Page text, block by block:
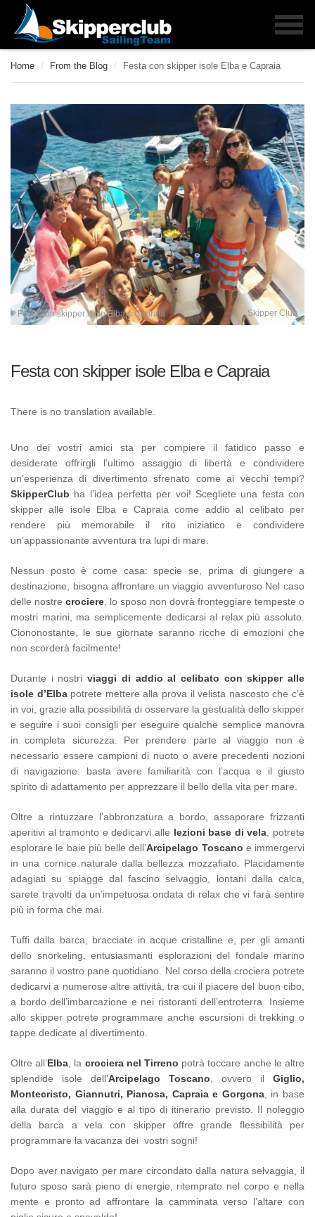
Home / From the Blog / Festa con skipper isole Elba e Capraia
Festa con skipper isole Elba e Capraia Skipper Club
Festa con skipper isole Elba e Capraia
There is no translation available.
Uno dei vostri amici sta per compiere il fatidico passo e
desiderate offrirgli l’ultimo assaggio di libertà e condividere
un’esperienza di divertimento sfrenato come ai vecchi tempi?
SkipperClub ha l’idea perfetta per voi! Scegliete una festa con
skipper alle isole Elba e Capraia come addio al celibato per
rendere più memorabile il rito iniziatico e condividere
un’appassionante avventura tra lupi di mare.
Nessun posto è come casa: specie se, prima di giungere a
destinazione, bisogna affrontare un viaggio avventuroso Nel caso
delle nostre crociere , lo sposo non dovrà fronteggiare tempeste o
mostri marini, ma semplicemente dedicarsi al relax più assoluto.
Ciononostante, le sue giornate saranno ricche di emozioni che
non scorderà facilmente!
Durante i nostriviaggi di addio al celibato con skipper alle
isole d’Elbapotrete mettere alla prova il velista nascosto che c’è
in voi, grazie alla possibilità di osservare la gestualità dello skipper
e seguire i suoi consigli per eseguire qualche semplice manovra
in completa sicurezza. Per prendere parte al viaggio non è
necessario essere campioni di nuoto o avere precedenti nozioni
di navigazione: basta avere familiarità con l’acqua e il giusto
spirito di adattamento per apprezzare il bello della vita per mare.
Oltre a rintuzzare l’abbronzatura a bordo, assaporare frizzanti
aperitivi al tramonto e dedicarvi alle lezioni base di vela , potrete
esplorare le baie più belle dell’Arcipelago Toscano e immergervi
in una cornice naturale dalla bellezza mozzafiato. Placidamente
adagiati su spiagge dal fascino selvaggio, lontani dalla calca,
sarete travolti da un’impetuosa ondata di relax che vi farà sentire
più in forma che mai.
Tuffi dalla barca, bracciate in acque cristalline e, per gli amanti
dello snorkeling, entusiasmanti esplorazioni del fondale marino
saranno il vostro pane quotidiano. Nel corso della crociera potrete
dedicarvi a numerose altre attività, tra cui il piacere del buon cibo,
a bordo dell’imbarcazione e nei ristoranti dell’entroterra. Insieme
allo skipper potrete programmare anche escursioni di trekking o
tappe dedicate al divertimento.
Oltre all’Elba , la crociera nel Tirreno potrà toccare anche le altre
splendide isole dell’Arcipelago Toscano , ovvero il Giglio,
Montecristo, Giannutri, Pianosa, Capraia e Gorgona, in base
alla durata del viaggio e al tipo di itinerario previsto. Il noleggio
della barca a vela con skipper offre grande flessibilità per
programmare la vacanza dei vostri sogni!
Dopo aver navigato per mare circondato dalla natura selvaggia, il
futuro sposo sarà pieno di energie, ritemprato nel corpo e nella
mente e pronto ad affrontare la camminata verso l’altare con